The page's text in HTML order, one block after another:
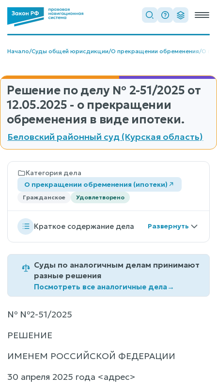
Начало/Суды общей юрисдикции/О прекращении обременения/О
Решение по делу № 2-51/2025 от
12.05.2025 - о прекращении
обременения в виде ипотеки.
Беловский районный суд (Курская область)
Категория дела
О прекращении обременения (ипотеки)
Гражданское Удовлетворено
Краткое содержание дела
Суды по аналогичным делам принимают
разные решения
Посмотреть все аналогичные дела→
№ №2-51/2025
РЕШЕНИЕ
ИМЕНЕМ РОССИЙСКОЙ ФЕДЕРАЦИИ
30 апреля 2025 года <адрес>